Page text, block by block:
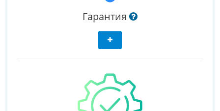
Гарантия